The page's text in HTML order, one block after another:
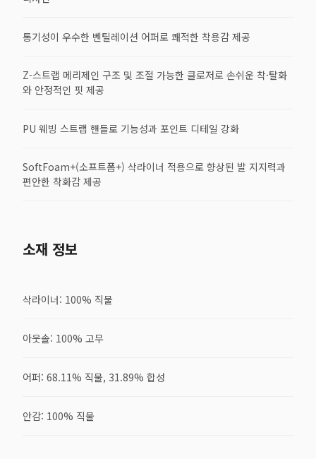
통기성이 우수한 벤틸레이션 어퍼로 쾌적한 착용감 제공
Z-스트랩 메리제인 구조 및 조절 가능한 클로저로 손쉬운 착·탈화
와 안정적인 핏 제공
PU 웨빙 스트랩 핸들로 기능성과 포인트 디테일 강화
SoftFoam+(소프트폼+) 삭라이너 적용으로 향상된 발 지지력과
편안한 착화감 제공
소재 정보
삭라이너: 100% 직물
아웃솔: 100% 고무
어퍼: 68.11% 직물, 31.89% 합성
안감: 100% 직물